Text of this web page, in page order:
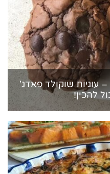
עוגיות שוקולד פאדג'
להכין!